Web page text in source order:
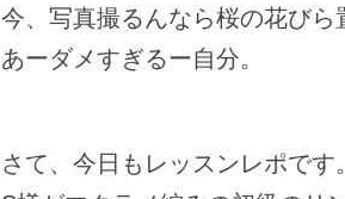
今、写真撮るんなら桜の花びら
あーダメすぎるー自分。
さて、今日もレッスンレポです